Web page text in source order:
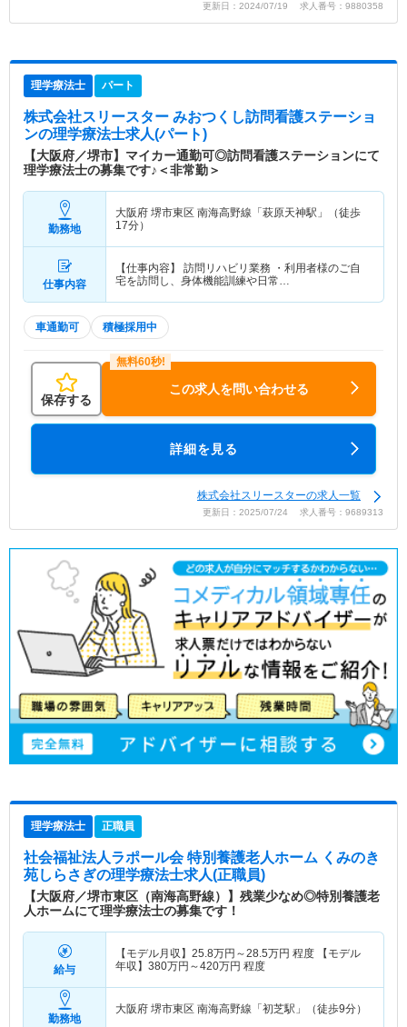
更新日：2024/07/19 求人番号：9880358
理学療法士 パート
株式会社スリースター みおつくし訪問看護ステーショ
ンの理学療法士求人(パート)
【大阪府／堺市】マイカー通勤可◎訪問看護ステーションにて
理学療法士の募集です♪＜非常勤＞
勤務地
大阪府 堺市東区 南海高野線「萩原天神駅」（徒歩
17分）
仕事内容
【仕事内容】 訪問リハビリ業務 ・利用者様のご自
宅を訪問し、身体機能訓練や日常…
車通勤可 積極採用中
保存する
この求人を問い合わせる
詳細を見る
株式会社スリースターの求人一覧
更新日：2025/07/24 求人番号：9689313
理学療法士 正職員
社会福祉法人ラポール会 特別養護老人ホーム くみのき
苑しらさぎの理学療法士求人(正職員)
【大阪府／堺市東区（南海高野線）】残業少なめ◎特別養護老
人ホームにて理学療法士の募集です！
給与
【モデル月収】 25.8万円～28.5万円 程度 【モデル
年収】 380万円～420万円 程度
勤務地
大阪府 堺市東区 南海高野線「初芝駅」（徒歩9分）